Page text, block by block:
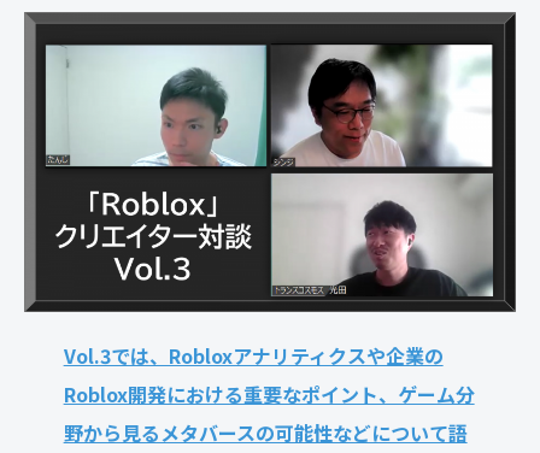
Vol.3では、Robloxアナリティクスや企業の
Roblox開発における重要なポイント、ゲーム分
野から見るメタバースの可能性などについて語